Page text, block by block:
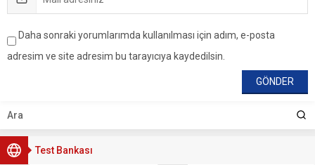
Test Bankası
Daha sonraki yorumlarımda kullanılması için adım, e-posta
adresim ve site adresim bu tarayıcıya kaydedilsin.